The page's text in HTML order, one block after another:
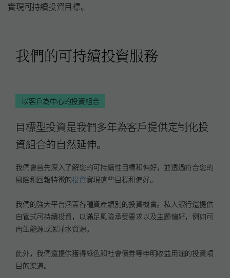
實現可持續投資目標。
我們的可持續投資服務
以客戶為中心的投資組合
目標型投資是我們多年為客戶提供定制化投
資組合的自然延伸。
我們會首先深入了解您的可持續性目標和偏好，並透過符合您的
風險和回報特徵的投資實現這些目標和偏好。
我們的強大平台涵蓋各種資產類別的投資機會。私人銀行還提供
自管式可持續投資，以滿足風險承受要求以及主題偏好，例如可
再生能源或潔淨水資源。
此外，我們還提供獲得綠色和社會債券等申明收益用途的投資項
目的渠道。